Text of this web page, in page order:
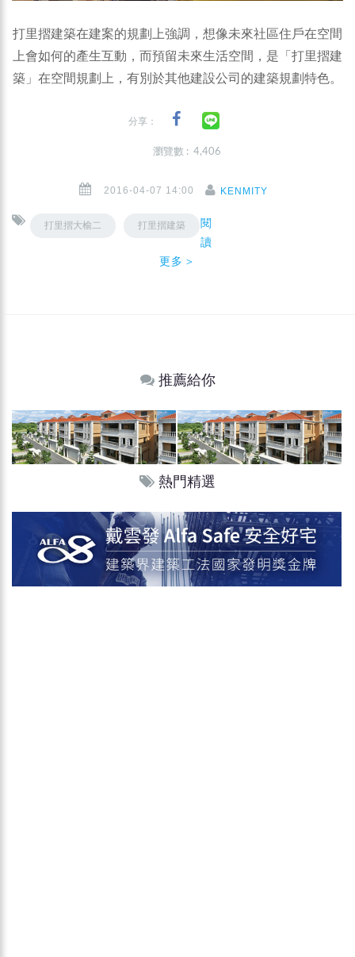
打里摺建築在建案的規劃上強調，想像未來社區住戶在空間
上會如何的產生互動，而預留未來生活空間，是「打里摺建
築」在空間規劃上，有別於其他建設公司的建築規劃特色。
分享：
瀏覽數 : 4,406
2016-04-07 14:00 KENMITY
打里摺大榆二 打里摺建築
閱
讀
更多＞
推薦給你
熱門精選